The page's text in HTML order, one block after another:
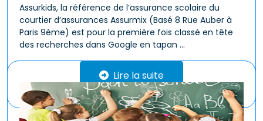
Assurkids, la référence de l’assurance scolaire du
courtier d’assurances Assurmix (Basé 8 Rue Auber à
Paris 9ème) est pour la première fois classé en tête
des recherches dans Google en tapan ...
Lire la suite